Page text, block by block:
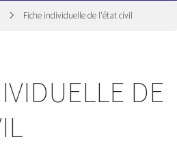
Fiche individuelle de l'état civil
DE